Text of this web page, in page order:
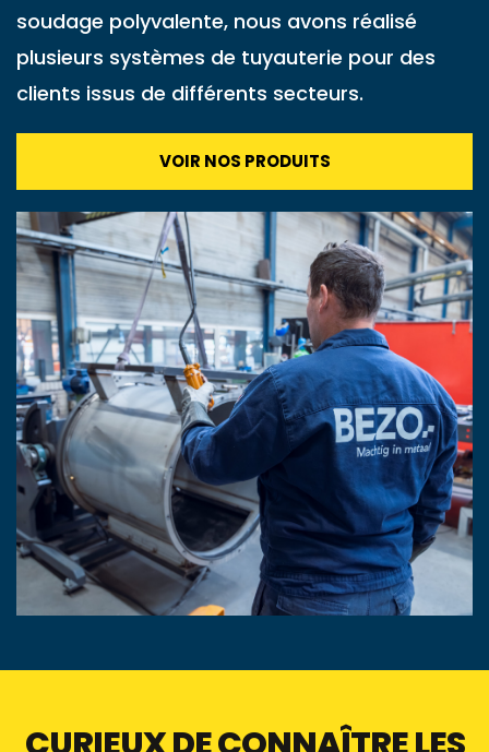
soudage polyvalente, nous avons réalisé
plusieurs systèmes de tuyauterie pour des
clients issus de différents secteurs.
VOIR NOS PRODUITS